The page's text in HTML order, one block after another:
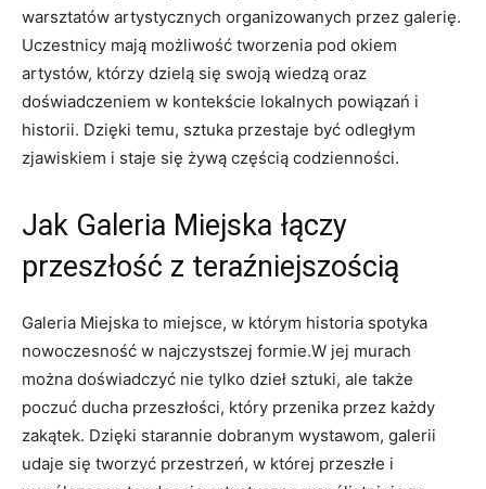
warsztatów artystycznych organizowanych przez galerię.
Uczestnicy ⁣mają możliwość tworzenia pod okiem ​
artystów, którzy dzielą​ się swoją ‍wiedzą oraz
doświadczeniem w kontekście lokalnych powiązań i
historii. Dzięki temu, sztuka przestaje być odległym
⁢zjawiskiem i staje się żywą⁣ częścią codzienności.
Jak Galeria Miejska łączy
przeszłość z teraźniejszością
Galeria Miejska to miejsce, w⁤ którym historia spotyka
nowoczesność w najczystszej formie.W jej murach
można doświadczyć nie tylko dzieł sztuki, ale także
poczuć ducha przeszłości, który przenika przez każdy
zakątek. Dzięki starannie dobranym wystawom, galerii
udaje się tworzyć przestrzeń, w której przeszłe i⁢